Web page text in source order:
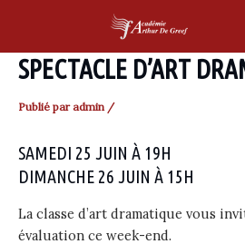
content
SPECTACLE D’ART
Publié par admin /
SAMEDI 25 JUIN À 19H
DIMANCHE 26 JUIN À 15H
La classe d’art dramatique vous
évaluation ce week-end.